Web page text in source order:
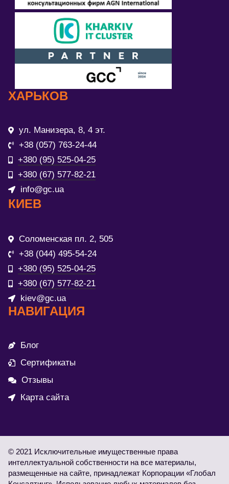
ХАРЬКОВ
ул. Манизера, 8, 4 эт.
+38 (057) 763-24-44
+380 (95) 525-04-25
+380 (67) 577-82-21
info@gc.ua
КИЕВ
Соломенская пл. 2, 505
+38 (044) 495-54-24
+380 (95) 525-04-25
+380 (67) 577-82-21
kiev@gc.ua
НАВИГАЦИЯ
Блог
Сертификаты
Отзывы
Карта сайта
© 2021 Исключительные имущественные права
интеллектуальной собственности на все материалы,
размещенные на сайте, принадлежат Корпорации «Глобал